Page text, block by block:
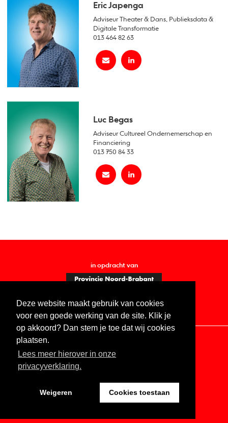
Deze website maakt gebruik van cookies
voor een goede werking van de site. Klik je
op akkoord? Dan stem je toe dat wij cookies
plaatsen.
Lees meer hierover in onze
privacyverklaring.
Weigeren Cookies toestaan
Eric Japenga
Adviseur Theater & Dans, Publieksdata &
Digitale Transformatie
013 464 82 63
Luc Begas
Adviseur Cultureel Ondernemerschap en
Financiering
013 750 84 33
in opdracht van
Contact Vacatures ANBI
Digitale toegankelijkheid